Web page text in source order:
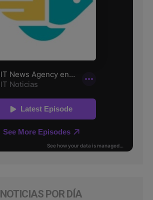
NOTICIAS POR DÍA